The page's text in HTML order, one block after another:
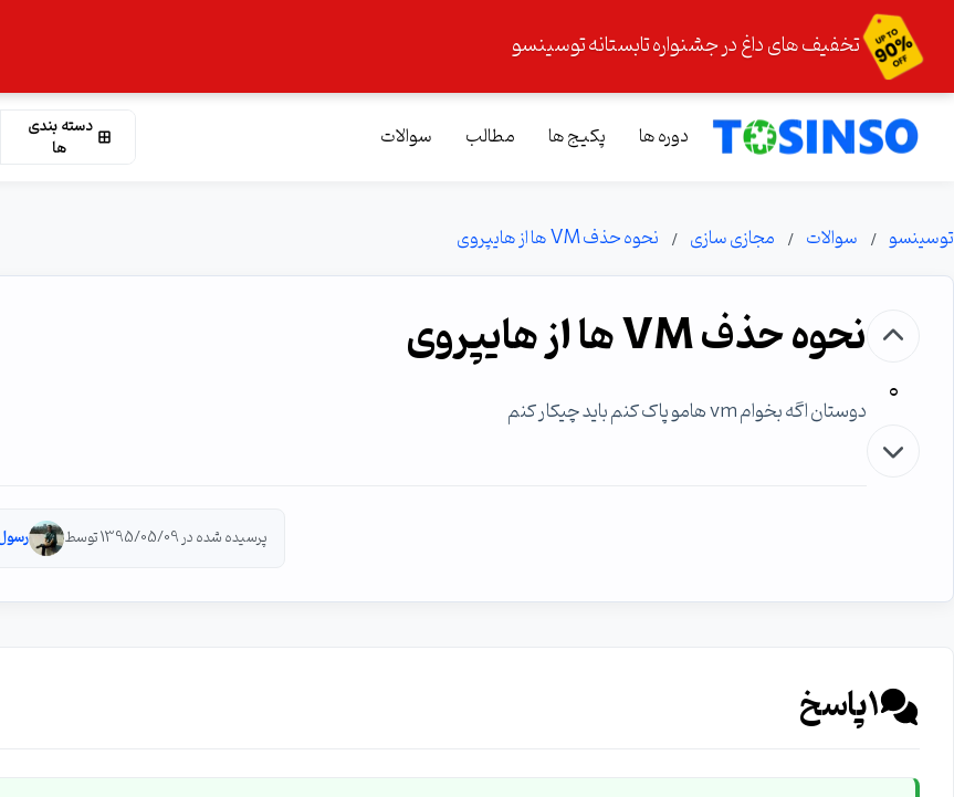
تخفیف های داغ در جشنواره تابستانه توسینسو
دوره ها پکیج ها مطالب سوالات
دسته بندی
ها
توسینسو سوالات مجازی سازی نحوه حذف VM ها از هایپروی
0
نحوه حذف VM ها از هایپروی
دوستان اگه بخوام vm هامو پاک کنم باید چیکار کنم
پرسیده شده در 1395/05/09 توسط رسول
1پاسخ